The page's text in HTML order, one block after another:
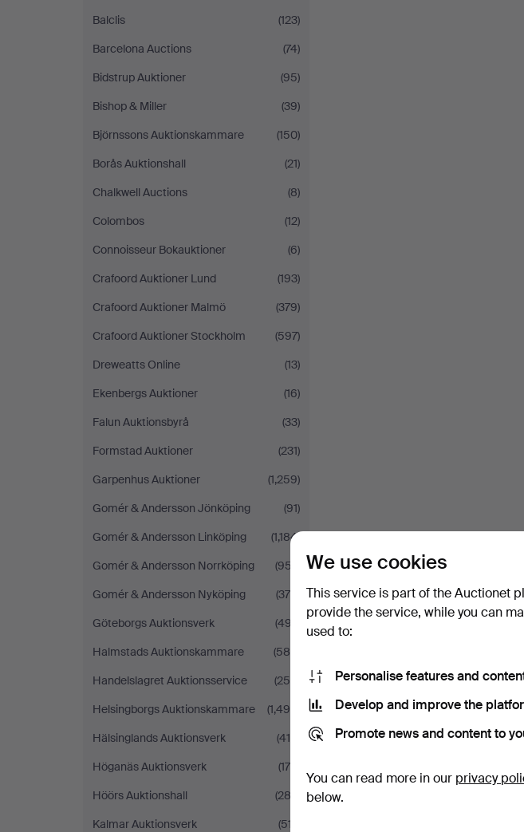
Balclis
(123)
Barcelona Auctions
(74)
Bidstrup Auktioner
(95)
Bishop & Miller
(39)
Björnssons Auktionskammare
(150)
Borås Auktionshall
(21)
Chalkwell Auctions
(8)
Colombos
(12)
Connoisseur Bokauktioner
(6)
Crafoord Auktioner Lund
(193)
Crafoord Auktioner Malmö
(379)
Crafoord Auktioner Stockholm
(597)
Dreweatts Online
(13)
Ekenbergs Auktioner
(16)
Falun Auktionsbyrå
(33)
Formstad Auktioner
(231)
Garpenhus Auktioner
(1,259)
Gomér & Andersson Jönköping
(91)
Gomér & Andersson Linköping
(1,184)
Gomér & Andersson Norrköping
(957)
Gomér & Andersson Nyköping
(376)
Göteborgs Auktionsverk
(497)
Halmstads Auktionskammare
(589)
Handelslagret Auktionsservice
(250)
Helsingborgs Auktionskammare
(1,490)
Hälsinglands Auktionsverk
(419)
Höganäs Auktionsverk
(175)
Höörs Auktionshall
(282)
Kalmar Auktionsverk
(517)
We use cookies
This service is part of the Auctionet
provide the service, while you can
used to:
Personalise features and
Develop and improve the
Promote news and content to
You can read more in our privacy
below.